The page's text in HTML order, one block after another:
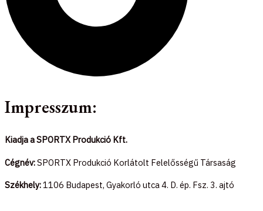
Impresszum:
Kiadja a SPORTX Produkció Kft.
Cégnév:SPORTX Produkció Korlátolt Felelősségű Társaság
Székhely:1106 Budapest, Gyakorló utca 4. D. ép. Fsz. 3. ajtó